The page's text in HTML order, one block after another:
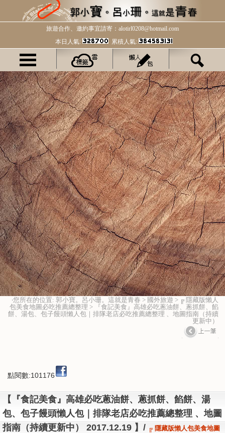
旅遊合作、邀約事宜請寄：alotirl0208@hotmail.com
本日人氣:
累積人氣:
‧您所在的位置: 郭小寶。呂小珊。這就是青春 > 國外旅遊 > ╔ 隱藏版懶人
包美食地圖必吃推薦總整理 > 『食記美食』高雄必吃蔥油餅、蔥抓餅、餡
餅、湯包、包子饅頭懶人包｜排隊老店必吃推薦總整理 、地圖指南（持續
更新中）
點閱數:101176
【『食記美食』高雄必吃蔥油餅、蔥抓餅、餡餅、湯
包、包子饅頭懶人包｜排隊老店必吃推薦總整理 、地圖
指南（持續更新中） 2017.12.19 】/ ╔ 隱藏版懶人包美食地圖